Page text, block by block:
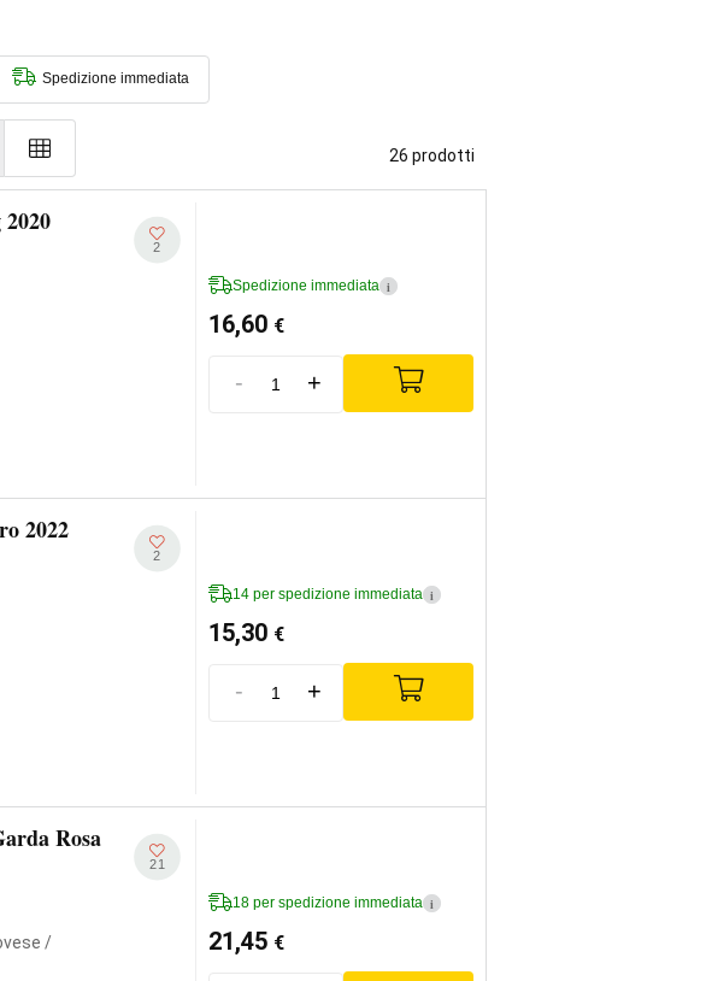
Spedizione immediata
26 prodotti
2
Spedizione immediata i
16,60 €
- +
2022
2
14 per spedizione immediata i
15,30 €
- +
Rosa
/
21
18 per spedizione immediata i
21,45 €